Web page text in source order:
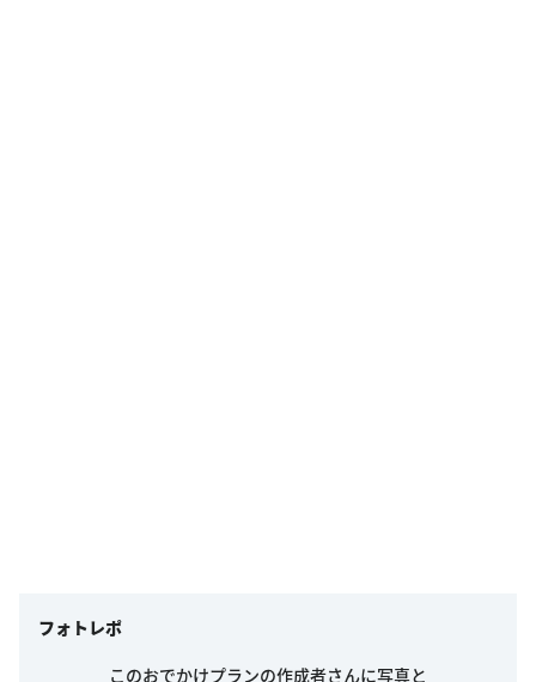
フォトレポ
このおでかけプランの作成者さんに写真と